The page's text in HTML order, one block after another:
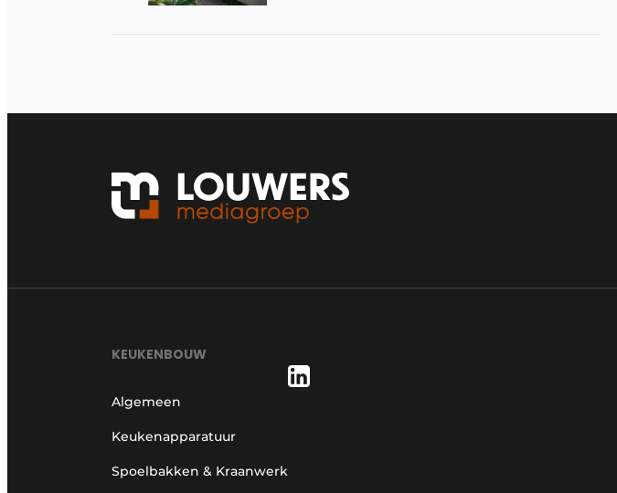
KEUKENBOUW
Algemeen
Keukenapparatuur
Spoelbakken & Kraanwerk